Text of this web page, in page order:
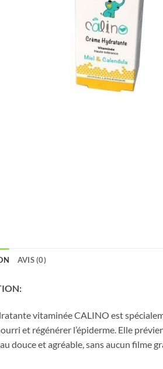
AVIS (0)
vitaminée CALINO est
et régénérer l’épiderme. Elle
douce et agréable, sans aucun filme